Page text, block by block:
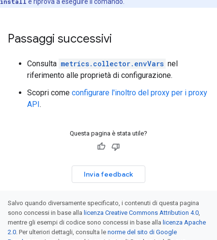
Passaggi successivi
Consulta metrics.collector.envVars nel
riferimento alle proprietà di configurazione.
Scopri come configurare l'inoltro del proxy per i proxy
API.
Questa pagina è stata utile?
Invia feedback
Salvo quando diversamente specificato, i contenuti di questa pagina
sono concessi in base alla licenza Creative Commons Attribution 4.0,
mentre gli esempi di codice sono concessi in base alla licenza Apache
2.0. Per ulteriori dettagli, consulta le norme del sito di Google